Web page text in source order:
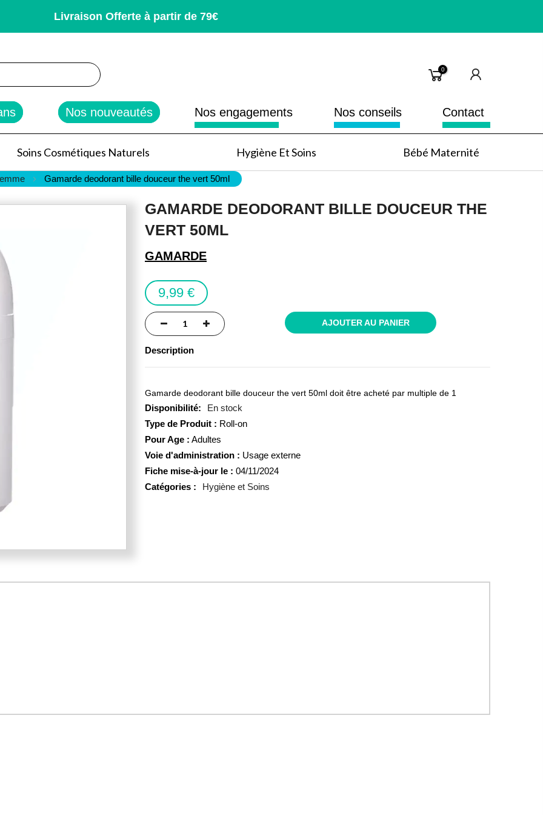
Livraison Offerte à partir de 79€
0
Nos nouveautés Nos engagements Nos conseils Contact
Soins Cosmétiques Naturels Hygiène Et Soins Bébé Maternité
Gamarde deodorant bille douceur the vert 50ml
GAMARDE DEODORANT BILLE DOUCEUR THE
VERT 50ML
GAMARDE
9,99 €
AJOUTER AU PANIER
Description
Gamarde deodorant bille douceur the vert 50ml doit être acheté par multiple de 1
En stock
Type de Produit : Roll-on
Pour Age : Adultes
Voie d'administration : Usage externe
Fiche mise-à-jour le : 04/11/2024
Catégories :
Hygiène et Soins